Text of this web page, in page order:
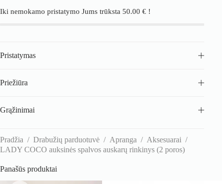
Iki nemokamo pristatymo Jums trūksta 50.00 € !
Pristatymas
Priežiūra
Grąžinimai
Pradžia / Drabužių parduotuvė / Apranga / Aksesuarai /
LADY COCO auksinės spalvos auskarų rinkinys (2 poros)
Panašūs produktai